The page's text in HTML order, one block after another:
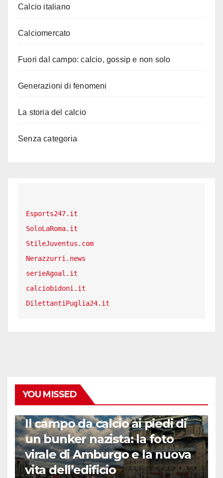
Calcio italiano
Calciomercato
Fuori dal campo: calcio, gossip e non solo
Generazioni di fenomeni
La storia del calcio
Senza categoria
Esports247.it
SoloLaRoma.it
StileJuventus.com
Nerazzurri.news
serieAgoal.it
calciobidoni.it
DilettantiPuglia24.it
YOU MISSED
Il campo da calcio ai piedi di
un bunker nazista: la foto
virale di Amburgo e la nuova
vita dell’edificio